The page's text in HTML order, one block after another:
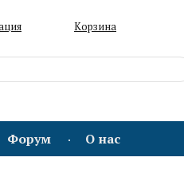
Корзина
Форум О нас